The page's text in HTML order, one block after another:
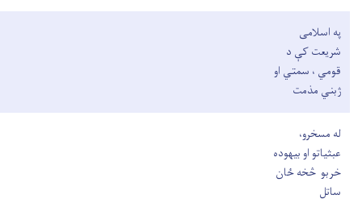
په اسلامی
شریعت کې د
قومي ، سمتي او
ژبني مذمت
له مسخرو،
عبثیاتو او بیهوده
خربو څخه ځان
ساتل